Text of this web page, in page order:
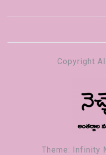
Copyright
Theme: Infinity